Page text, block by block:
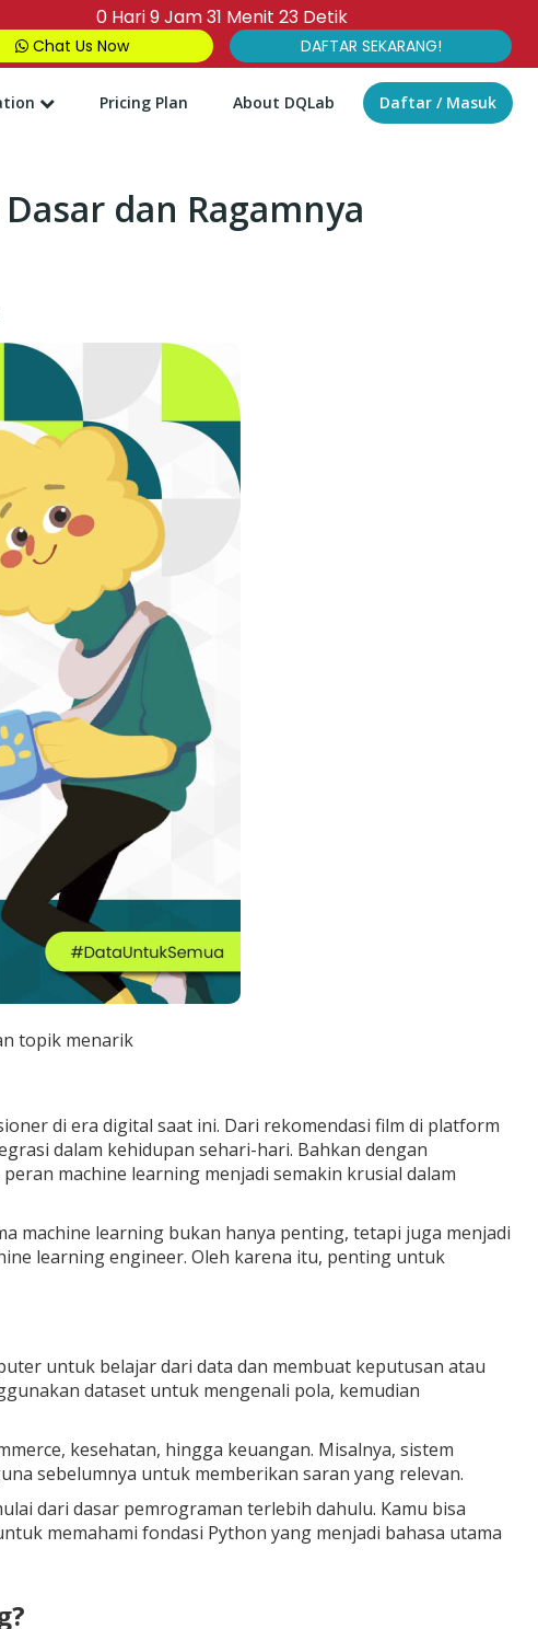
0Hari9Jam31 Menit 22Detik
Chat Us Now DAFTAR SEKARANG!
Pricing Plan About DQLab Daftar / Masuk
dan Ragamnya
topik menarik
di era digital saat ini. Dari rekomendasi film di platform
dalam kehidupan sehari-hari. Bahkan dengan
peran machine learning menjadi semakin krusial dalam
machine learning bukan hanya penting, tetapi juga menjadi
learning engineer. Oleh karena itu, penting untuk
untuk belajar dari data dan membuat keputusan atau
dataset untuk mengenali pola, kemudian
kesehatan, hingga keuangan. Misalnya, sistem
sebelumnya untuk memberikan saran yang relevan.
dari dasar pemrograman terlebih dahulu. Kamu bisa
memahami fondasi Python yang menjadi bahasa utama